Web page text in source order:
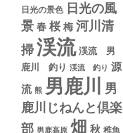
日光の景色
日光の風
景 春 桜 梅 河川清
掃渓流 渓流 男
鹿川 釣り 渓流 釣り 源
流 熊 男鹿川
男
鹿川じねんと倶楽
部 男鹿高原 畑 秋 稚魚